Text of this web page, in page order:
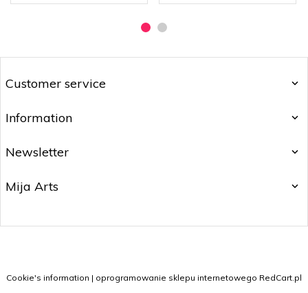
Customer service
Information
Newsletter
Mija Arts
Cookie's information | oprogramowanie sklepu internetowego RedCart.pl